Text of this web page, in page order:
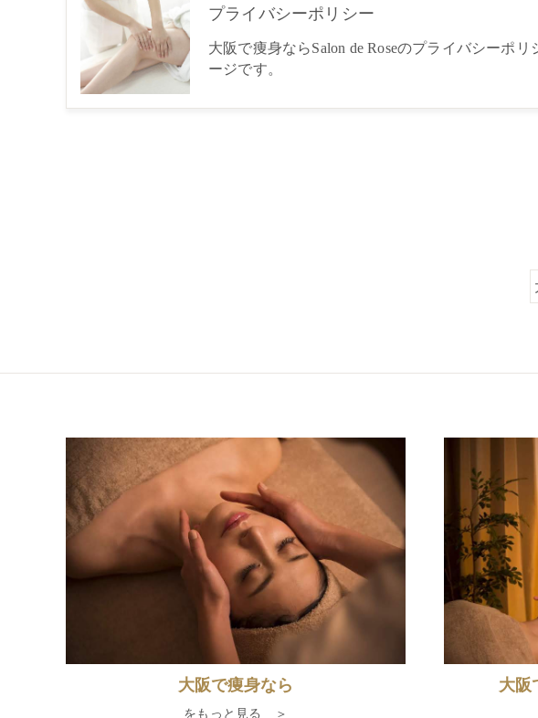
プライバシーポリシー
大阪で痩身ならSalon de Roseのプライバシーポリ
ージです。
大阪で痩身なら
をもっと見る ＞
大阪